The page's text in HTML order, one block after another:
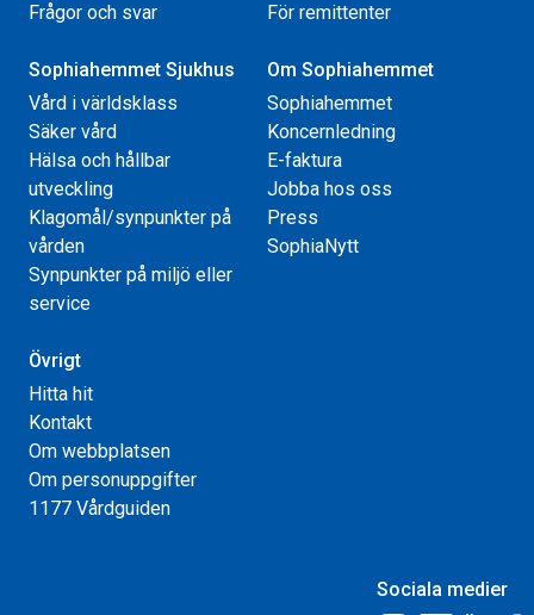
Frågor och svar
För remittenter
Sophiahemmet Sjukhus
Vård i världsklass
Säker vård
Hälsa och hållbar
utveckling
Klagomål/synpunkter på
vården
Synpunkter på miljö eller
service
Om Sophiahemmet
Sophiahemmet
Koncernledning
E-faktura
Jobba hos oss
Press
SophiaNytt
Övrigt
Hitta hit
Kontakt
Om webbplatsen
Om personuppgifter
1177 Vårdguiden
Sociala medier